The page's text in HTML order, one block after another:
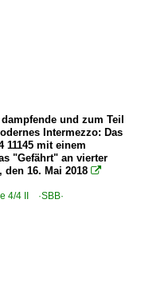
und zum Teil
Intermezzo: Das
11145 mit einem
"Gefährt" an vierter
16. Mai 2018 
4/4 II ·SBB·